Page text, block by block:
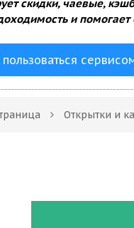
скидки, чаевые,
и
пользоваться
Открытки и